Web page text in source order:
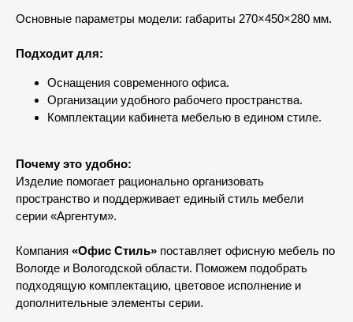
Основные параметры модели: габариты 270×450×280 мм.
Подходит для:
Оснащения современного офиса.
Организации удобного рабочего пространства.
Комплектации кабинета мебелью в едином стиле.
Почему это удобно:
Изделие помогает рационально организовать
пространство и поддерживает единый стиль мебели
серии «Аргентум».
Компания «Офис Стиль» поставляет офисную мебель по
Вологде и Вологодской области. Поможем подобрать
подходящую комплектацию, цветовое исполнение и
дополнительные элементы серии.